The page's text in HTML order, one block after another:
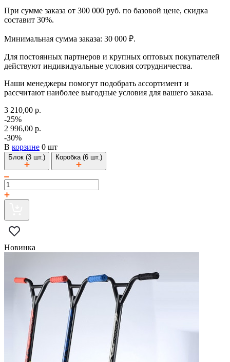
При сумме заказа от 300 000 руб. по базовой цене, скидка
составит 30%.
Минимальная сумма заказа: 30 000 ₽.
Для постоянных партнеров и крупных оптовых покупателей
действуют индивидуальные условия сотрудничества.
Наши менеджеры помогут подобрать ассортимент и
рассчитают наиболее выгодные условия для вашего заказа.
3 210,00 р.
-25%
2 996,00 р.
-30%
В корзине 0 шт
Блок (3 шт.) Коробка (6 шт.)
Новинка